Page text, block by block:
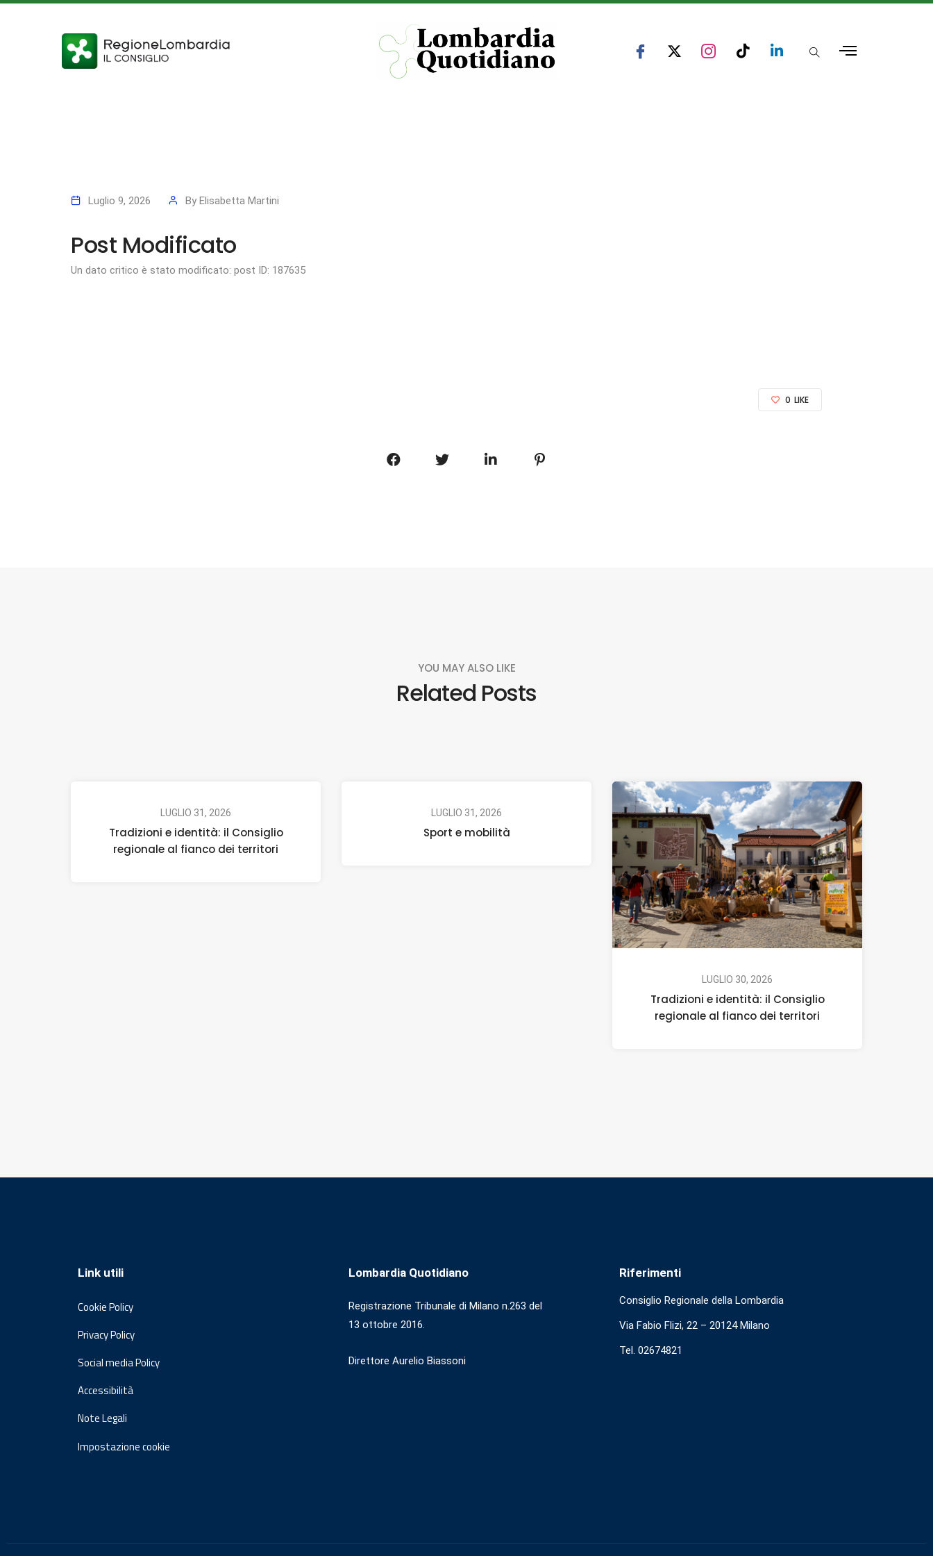
Luglio 9, 2026 By Elisabetta Martini
Post Modificato
Un dato critico è stato modificato: post ID: 187635
0 LIKE
YOU MAY ALSO LIKE
Related Posts
LUGLIO 31, 2026
Tradizioni e identità: il Consiglio
regionale al fianco dei territori
LUGLIO 31, 2026
Sport e mobilità
LUGLIO 30, 2026
Tradizioni e identità: il Consiglio
regionale al fianco dei territori
Link utili
Cookie Policy
Privacy Policy
Social media Policy
Accessibilità
Note Legali
Impostazione cookie
Lombardia Quotidiano
Registrazione Tribunale di Milano n.263 del
13 ottobre 2016.
Direttore Aurelio Biassoni
Riferimenti
Consiglio Regionale della Lombardia
Via Fabio Flizi, 22 – 20124 Milano
Tel. 02674821